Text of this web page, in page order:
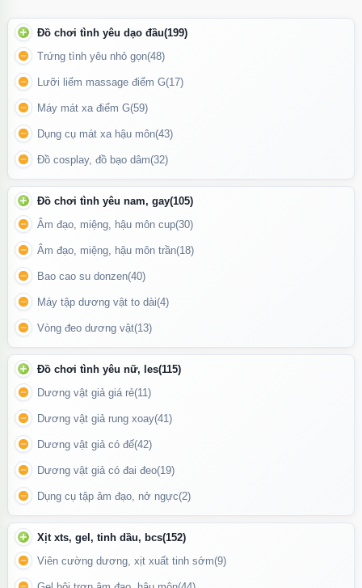
Cách Sử Dụng
Lấy một lượng gel vừa đủ ra tay hoặc trực tiếp lên khu vực cần sử
dụng.
Thoa đều để tạo độ trơn mượt mong muốn.
Sau khi sử dụng, có thể rửa sạch bằng nước ấm mà không lo bết
dính.
Tenga Lotion Light không chỉ là một sản phẩm bôi trơn mà còn
giúp nâng cao trải nghiệm cá nhân, mang đến sự thoải mái và dễ
chịu tối đa
Đối Tượng Sử Dụng
Đồ chơi tình yêu dạo đầu(199)
Trứng tình yêu nhỏ gọn(48)
Lưỡi liếm massage điểm G(17)
Máy mát xa điểm G(59)
Dụng cụ mát xa hậu môn(43)
Đồ cosplay, đồ bạo dâm(32)
Đồ chơi tình yêu nam, gay(105)
Âm đạo, miệng, hậu môn cup(30)
Âm đạo, miệng, hậu môn trần(18)
Bao cao su donzen(40)
Máy tập dương vật to dài(4)
Vòng đeo dương vật(13)
Đồ chơi tình yêu nữ, les(115)
Dương vật giả giá rẻ(11)
Dương vật giả rung xoay(41)
Dương vật giả có đế(42)
Dương vật giả có đai đeo(19)
Dụng cụ tập âm đạo, nở ngực(2)
Xịt xts, gel, tinh dầu, bcs(152)
Viên cường dương, xịt xuất tinh sớm(9)